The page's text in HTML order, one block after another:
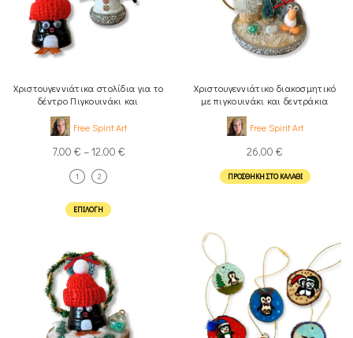
Χριστουγεννιάτικα στολίδια για το
δέντρο Πιγκουινάκι και
Χιονανθρωπάκι
Free Spirit Art
7,00 € –12,00 €
1 2
ΕΠΙΛΟΓΉ
Χριστουγεννιάτικο διακοσμητικό
με πιγκουινάκι και δεντράκια
φωτιζόμενο
Free Spirit Art
26,00 €
ΠΡΟΣΘΉΚΗ ΣΤΟ ΚΑΛΆΘΙ